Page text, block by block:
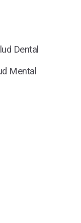
Dental
Mental